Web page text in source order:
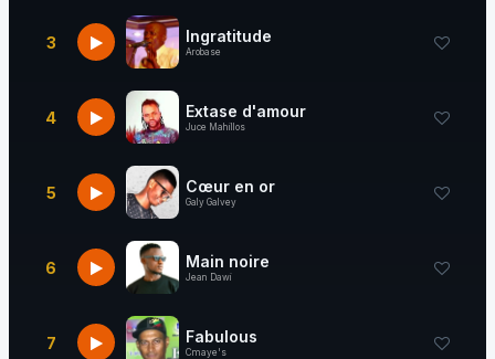
3 Ingratitude
Arobase
4 Extase d'amour
Juce Mahillos
5 Cœur en or
Galy Galvey
6 Main noire
Jean Dawi
7 Fabulous
Cmaye's